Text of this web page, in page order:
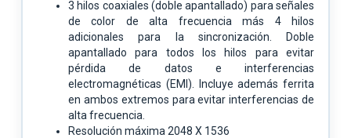
3 hilos coaxiales (doble apantallado) para señales
de color de alta frecuencia más 4 hilos
adicionales para la sincronización. Doble
apantallado para todos los hilos para evitar
pérdida de datos e interferencias
electromagnéticas (EMI). Incluye además ferrita
en ambos extremos para evitar interferencias de
alta frecuencia.
Resolución máxima 2048 X 1536